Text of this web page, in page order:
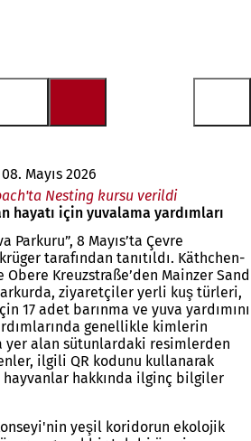
08. Mayıs 2026
Nesting kursu verildi
hayatı için yuvalama yardımları
Parkuru”, 8 Mayıs’ta Çevre
tarafından tanıtıldı. Käthchen-
Kreuzstraße’den Mainzer Sand
ziyaretçiler yerli kuş türleri,
17 adet barınma ve yuva yardımını
genellikle kimlerin
yer alan sütunlardaki resimlerden
ilgili QR kodunu kullanarak
hakkında ilginç bilgiler
yeşil koridorun ekolojik